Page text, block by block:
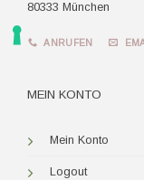
80333 München
ANRUFEN
MEIN KONTO
Mein Konto
Logout